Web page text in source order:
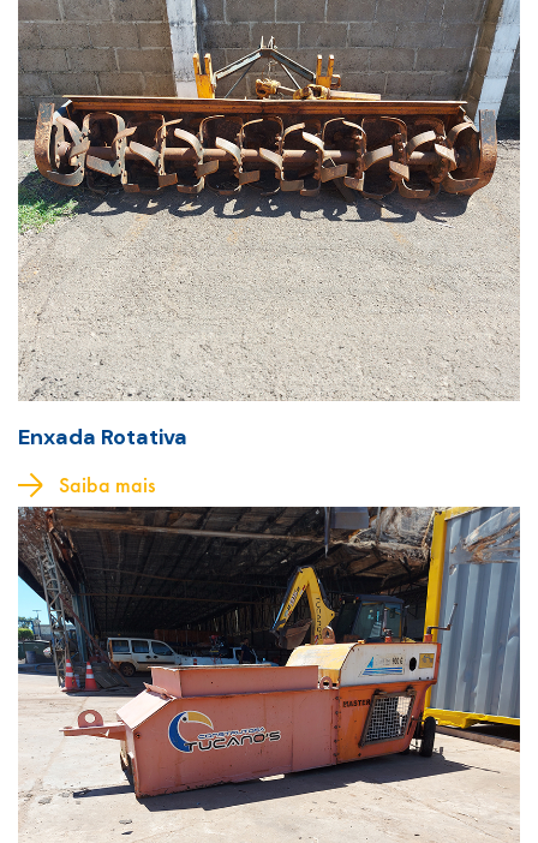
Enxada Rotativa
Saiba mais